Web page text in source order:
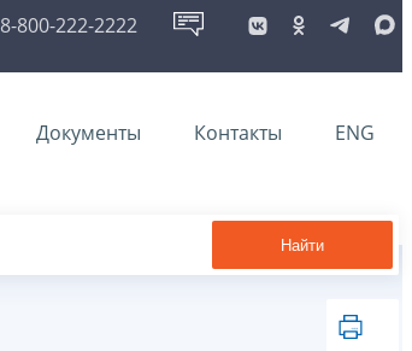
8-800-222-2222
Документы Контакты ENG
Найти